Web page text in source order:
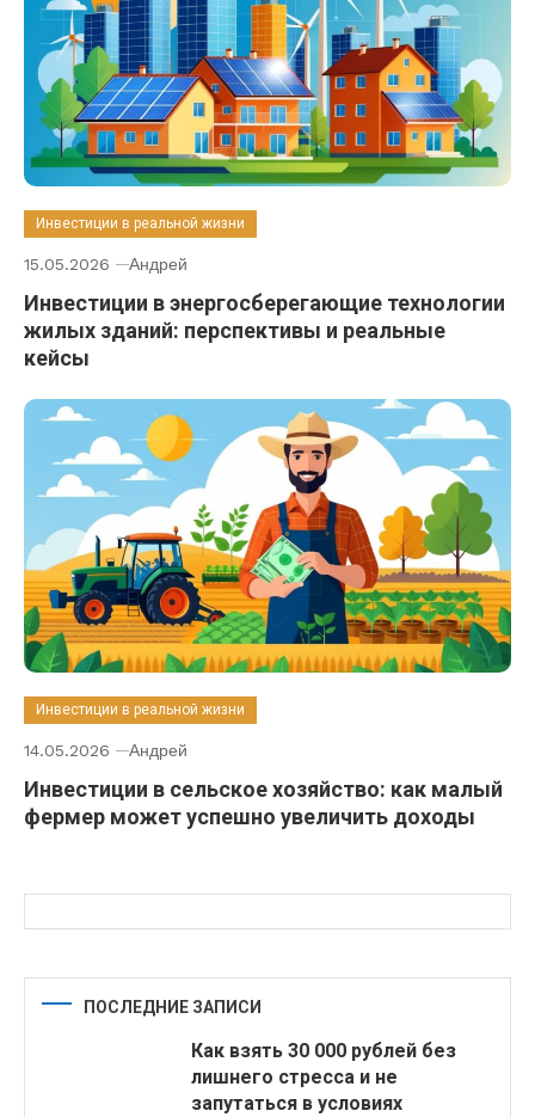
Инвестиции в реальной жизни
15.05.2026 Андрей
Инвестиции в энергосберегающие технологии
жилых зданий: перспективы и реальные
кейсы
Инвестиции в реальной жизни
14.05.2026 Андрей
Инвестиции в сельское хозяйство: как малый
фермер может успешно увеличить доходы
ПОСЛЕДНИЕ ЗАПИСИ
Как взять 30 000 рублей без
лишнего стресса и не
запутаться в условиях